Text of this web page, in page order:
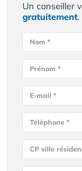
Un conseiller
gratuitement.
Nom *
Prénom *
E-mail *
Téléphone *
CP ville